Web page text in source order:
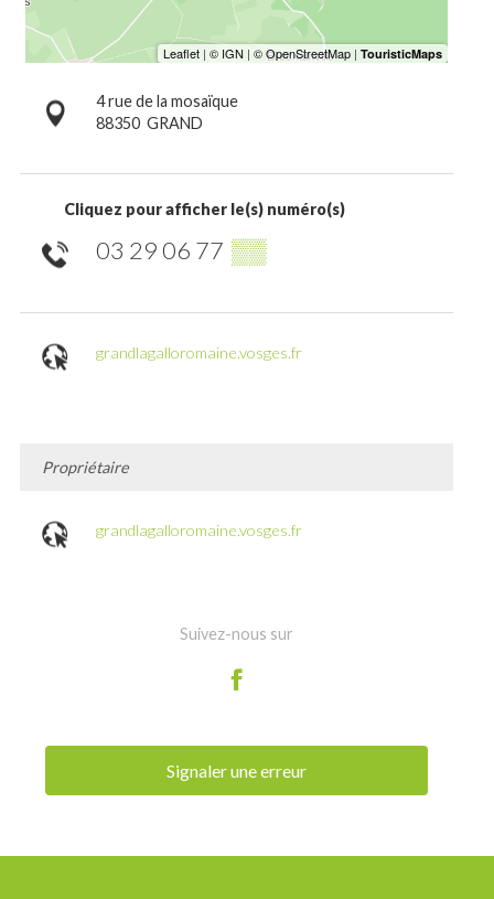
4 rue de la mosaïque
88350 GRAND
Cliquez pour afficher le(s) numéro(s)
03 29 06 77 ▒▒
grandlagalloromaine.vosges.fr
Propriétaire
grandlagalloromaine.vosges.fr
Suivez-nous sur
Signaler une erreur